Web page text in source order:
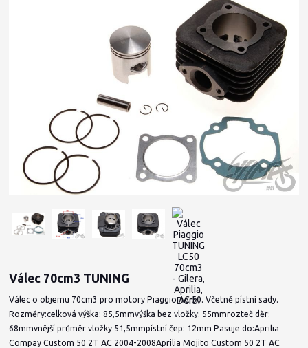
Válec 70cm3 TUNING
Válec o objemu 70cm3 pro motory Piaggio AC 50. Včetně pístní sady.
Rozměry:celková výška: 85,5mmvýška bez vložky: 55mmrozteč děr:
68mmvnější průměr vložky 51,5mmpístní čep: 12mm Pasuje do:Aprilia
Compay Custom 50 2T AC 2004-2008Aprilia Mojito Custom 50 2T AC